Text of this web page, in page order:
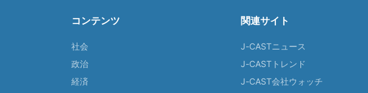
コンテンツ
社会
政治
経済
関連サイト
J-CASTニュース
J-CASTトレンド
J-CAST会社ウォッチ